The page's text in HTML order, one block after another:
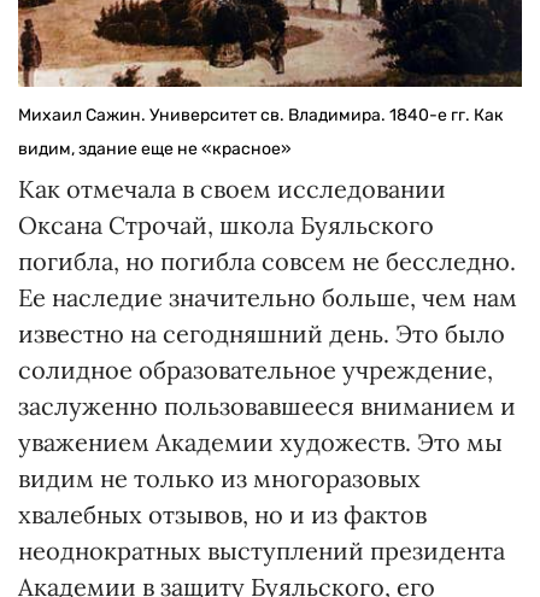
Михаил Сажин. Университет св. Владимира. 1840-е гг. Как
видим, здание еще не «красное»
Как отмечала в своем исследовании
Оксана Строчай, школа Буяльского
погибла, но погибла совсем не бесследно.
Ее наследие значительно больше, чем нам
известно на сегодняшний день. Это было
солидное образовательное учреждение,
заслуженно пользовавшееся вниманием и
уважением Академии художеств. Это мы
видим не только из многоразовых
хвалебных отзывов, но и из фактов
неоднократных выступлений президента
Академии в защиту Буяльского, его